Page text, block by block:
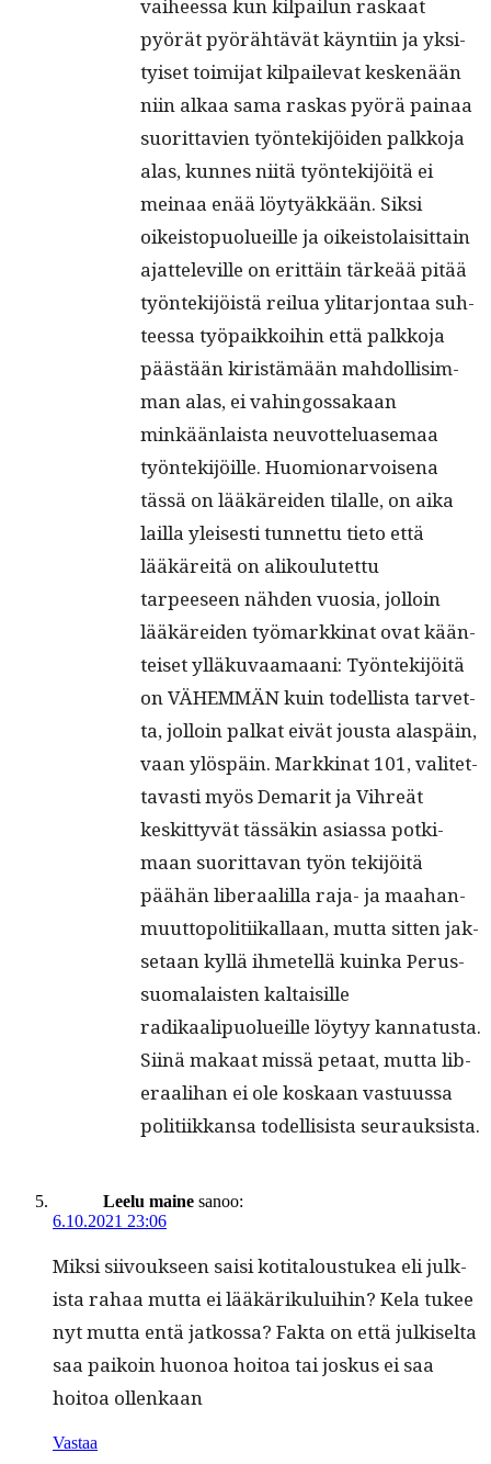
vai­heessa kun kil­pailun raskaat
pyörät pyörähtävät käyn­ti­in ja yksi­
tyiset toim­i­jat kil­pail­e­vat keskenään
niin alkaa sama raskas pyörä painaa
suorit­tavien työn­tek­i­jöi­den palkko­ja
alas, kunnes niitä työn­tek­i­jöitä ei
meinaa enää löy­tyäkkään. Sik­si
oikeistop­uolueille ja oikeis­to­laisit­tain
ajat­televille on erit­täin tärkeää pitää
työn­tek­i­jöistä reilua yli­tar­jon­taa suh­
teessa työ­paikkoi­hin että palkko­ja
päästään kiristämään mah­dol­lisim­
man alas, ei vahin­gos­sakaan
minkään­laista neu­vot­telu­ase­maa
työn­tek­i­jöille. Huomionar­voise­na
tässä on lääkärei­den tilalle, on aika
lail­la yleis­es­ti tun­net­tu tieto että
lääkäre­itä on alik­oulutet­tu
tarpeeseen näh­den vuosia, jol­loin
lääkärei­den työ­markki­nat ovat kään­
teiset ylläku­vaa­maani: Työn­tek­i­jöitä
on VÄHEMMÄN kuin todel­lista tarvet­
ta, jol­loin palkat eivät jous­ta alaspäin,
vaan ylöspäin. Markki­nat 101, valitet­
tavasti myös Demar­it ja Vihreät
keskit­tyvät tässäkin asi­as­sa potki­
maan suorit­ta­van työn tek­i­jöitä
päähän lib­er­aalil­la raja- ja maa­han­
muut­topoli­ti­ikallaan, mut­ta sit­ten jak­
se­taan kyl­lä ihme­tel­lä kuin­ka Perus­
suo­ma­lais­ten kaltaisille
radikaalipuolueille löy­tyy kan­na­tus­ta.
Siinä makaat mis­sä petaat, mut­ta lib­
er­aal­i­han ei ole koskaan vas­tu­us­sa
poli­ti­ikkansa todel­li­sista seurauksista.
Leelu maine sanoo:
6.10.2021 23:06
Mik­si siivouk­seen saisi koti­talous­tukea eli julk­
ista rahaa mut­ta ei lääkäriku­lui­hin? Kela tukee
nyt mut­ta entä jatkos­sa? Fak­ta on että julkiselta
saa paikoin huonoa hoitoa tai joskus ei saa
hoitoa ollenkaan
Vastaa